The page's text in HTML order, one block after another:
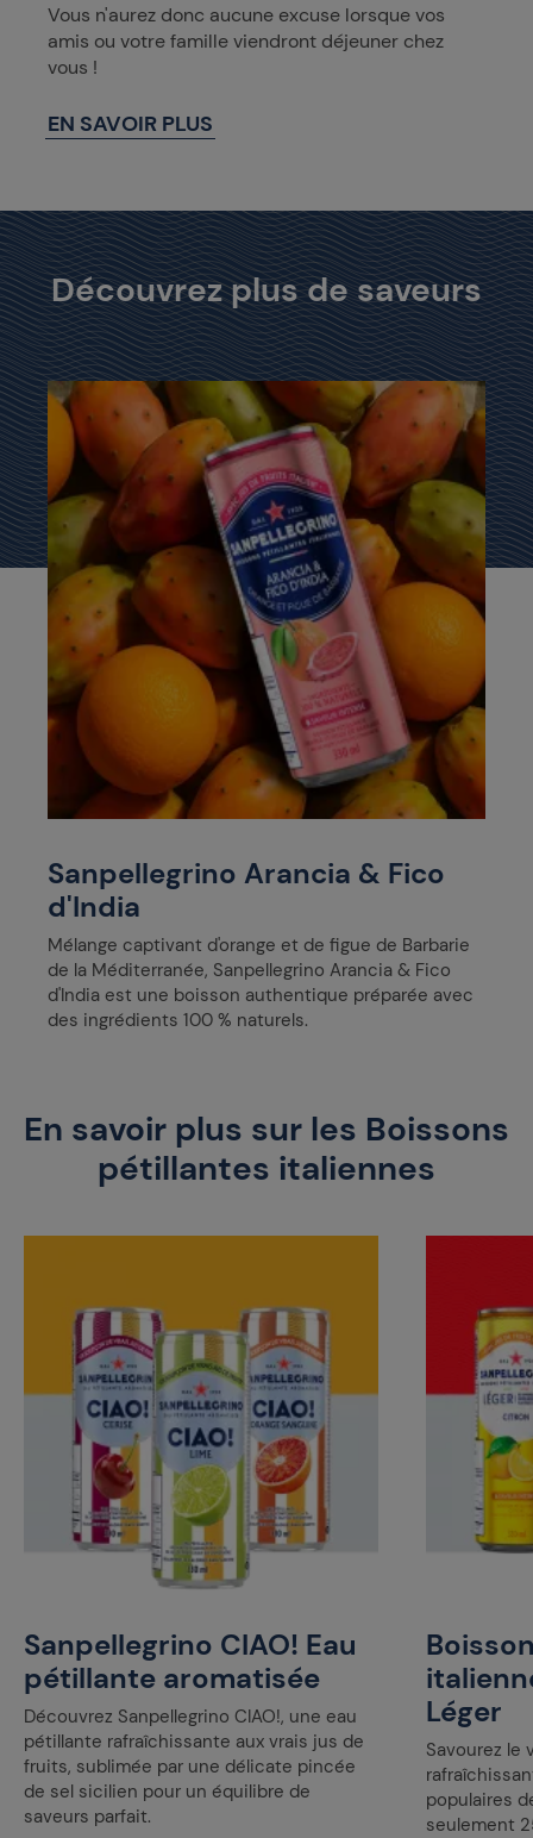
Vous n'aurez donc aucune excuse lorsque vos
amis ou votre famille viendront déjeuner chez
vous !
EN SAVOIR PLUS
Découvrez plus de saveurs
Sanpellegrino Arancia & Fico
d'India
Mélange captivant d'orange et de figue de Barbarie
de la Méditerranée, Sanpellegrino Arancia & Fico
d'India est une boisson authentique préparée avec
des ingrédients 100 % naturels.
En savoir plus sur les Boissons
pétillantes italiennes
Sanpellegrino CIAO! Eau
pétillante aromatisée
Découvrez Sanpellegrino CIAO!, une eau
pétillante rafraîchissante aux vrais jus de
fruits, sublimée par une délicate pincée
de sel sicilien pour un équilibre de
saveurs parfait.
Léger
Savourez le
populaires
seulement